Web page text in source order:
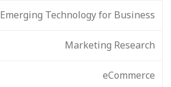
Emerging Technology for Business
Marketing Research
eCommerce